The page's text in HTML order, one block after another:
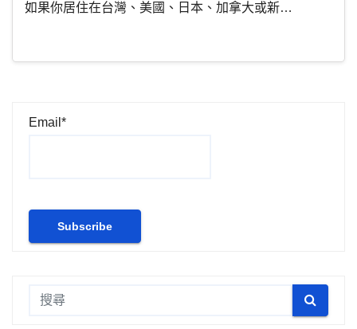
如果你居住在台灣、美國、日本、加拿大或新…
Email*